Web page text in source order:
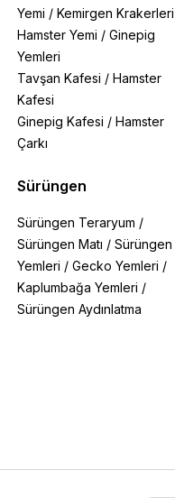
Yemi / Kemirgen Krakerleri
Hamster Yemi / Ginepig
Yemleri
Tavşan Kafesi / Hamster
Kafesi
Ginepig Kafesi / Hamster
Çarkı
Sürüngen
Sürüngen Teraryum /
Sürüngen Matı / Sürüngen
Yemleri / Gecko Yemleri /
Kaplumbağa Yemleri /
Sürüngen Aydınlatma